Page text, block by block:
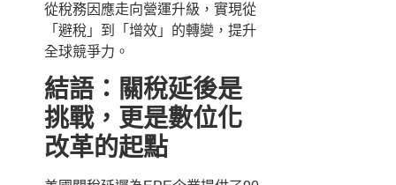
從稅務因應走向營運升級，實現從
「避稅」到「增效」的轉變，提升
全球競爭力。
結語：關稅延後是
挑戰，更是數位化
改革的起點